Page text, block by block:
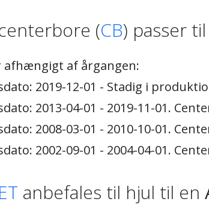
(CB) passer
afhængigt af årgangen:
2019-12-01 - Stadig i
2013-04-01 - 2019-11-01.
2008-03-01 - 2010-10-01.
2002-09-01 - 2004-04-01.
ET anbefales til hjul til en